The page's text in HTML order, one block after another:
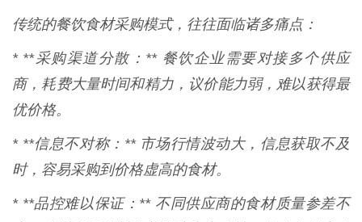
传统的餐饮食材采购模式，往往面临诸多痛点：
* **采购渠道分散：** 餐饮企业需要对接多个供应
商，耗费大量时间和精力，议价能力弱，难以获得最
优价格。
* **信息不对称：** 市场行情波动大，信息获取不及
时，容易采购到价格虚高的食材。
* **品控难以保证：** 不同供应商的食材质量参差不